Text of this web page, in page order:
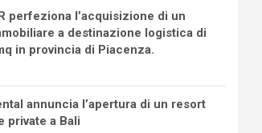
perfeziona l’acquisizione di un
a destinazione logistica di
in provincia di Piacenza.
annuncia l’apertura di un resort
private a Bali